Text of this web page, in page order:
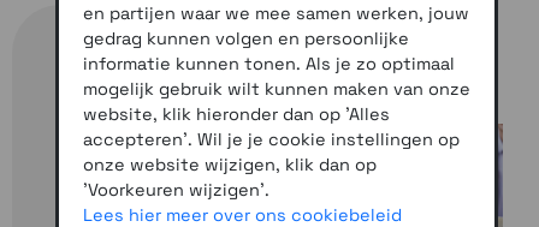
en partijen waar we mee samen werken, jouw
gedrag kunnen volgen en persoonlijke
informatie kunnen tonen. Als je zo optimaal
mogelijk gebruik wilt kunnen maken van onze
website, klik hieronder dan op 'Alles
accepteren'. Wil je je cookie instellingen op
onze website wijzigen, klik dan op
'Voorkeuren wijzigen'.
Lees hier meer over ons cookiebeleid